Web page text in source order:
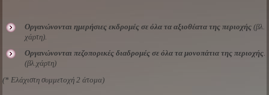
Οργανώνονται ημερήσιες εκδρομές σε όλα τα αξιοθέατα της περιοχής (βλ.
χάρτη).
Οργανώνονται πεζοπορικές διαδρομές σε όλα τα μονοπάτια της περιοχής
(βλ.χάρτη)
(* Ελάχιστη συμμετοχή 2 άτομα)